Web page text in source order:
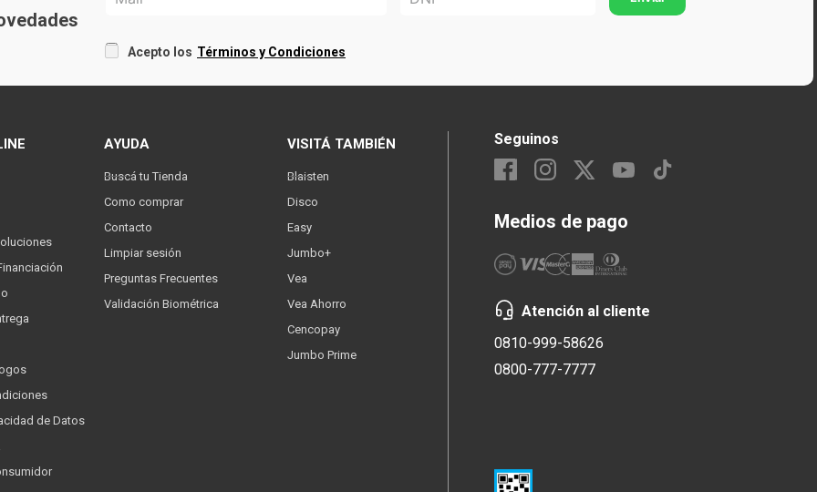
Acepto los Términos y Condiciones
de Datos
AYUDA
Buscá tu Tienda
Como comprar
Contacto
Limpiar sesión
Preguntas Frecuentes
Validación Biométrica
VISITÁ TAMBIÉN
Blaisten
Disco
Easy
Jumbo+
Vea
Vea Ahorro
Cencopay
Jumbo Prime
Seguinos
Medios de pago
Atención al cliente
0810-999-58626
0800-777-7777